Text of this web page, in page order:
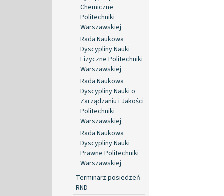
Chemiczne
Politechniki
Warszawskiej
Rada Naukowa
Dyscypliny Nauki
Fizyczne Politechniki
Warszawskiej
Rada Naukowa
Dyscypliny Nauki o
Zarządzaniu i Jakości
Politechniki
Warszawskiej
Rada Naukowa
Dyscypliny Nauki
Prawne Politechniki
Warszawskiej
Terminarz posiedzeń
RND